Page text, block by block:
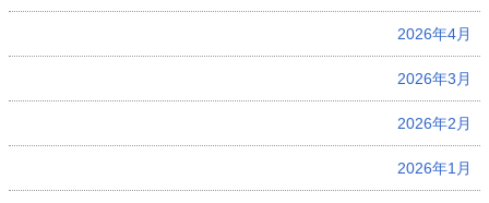
2026年4月
2026年3月
2026年2月
2026年1月